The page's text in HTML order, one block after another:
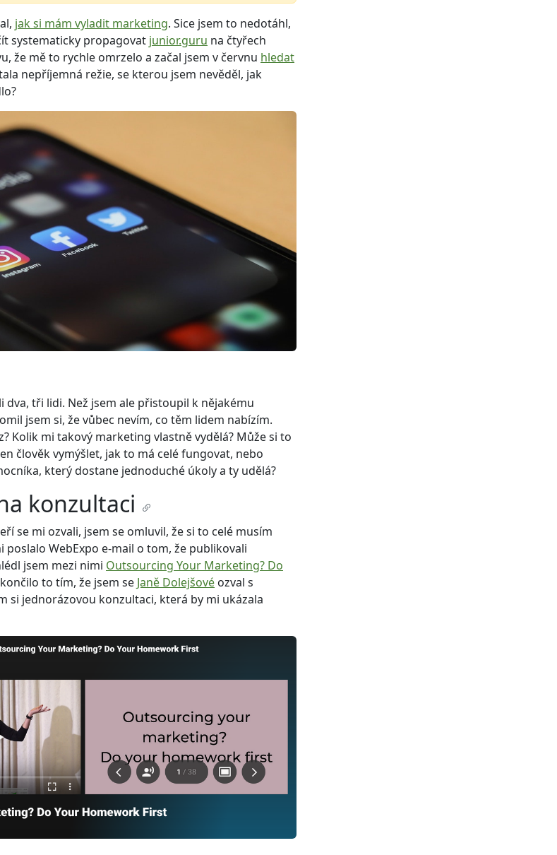
jak si mám vyladit marketing. Sice jsem to nedotáhl,
systematicky propagovat junior.guru na čtyřech
že mě to rychle omrzelo a začal jsem v červnu hledat
nepříjemná režie, se kterou jsem nevěděl, jak
dva, tři lidi. Než jsem ale přistoupil k nějakému
jsem si, že vůbec nevím, co těm lidem nabízím.
Kolik mi takový marketing vlastně vydělá? Může si to
člověk vymýšlet, jak to má celé fungovat, nebo
který dostane jednoduché úkoly a ty udělá?
konzultaci
se mi ozvali, jsem se omluvil, že si to celé musím
poslalo WebExpo e-mail o tom, že publikovali
jsem mezi nimi Outsourcing Your Marketing? Do
to tím, že jsem se Janě Dolejšové ozval s
si jednorázovou konzultaci, která by mi ukázala